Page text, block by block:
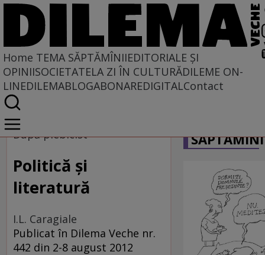
Home TEMA SĂPTĂMÎNIIEDITORIALE ȘI
OPINIISOCIETATELA ZI ÎN CULTURĂDILEME ON-
LINEDILEMABLOGABONAREDIGITALContact
Home
Tema săptămînii
După plebicist
Politică şi
literatură
I.L. Caragiale
Publicat în Dilema Veche nr.
442 din 2-8 august 2012